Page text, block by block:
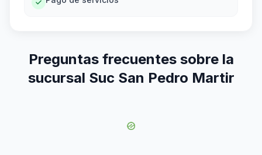
Preguntas frecuentes sobre la
sucursal Suc San Pedro Martir